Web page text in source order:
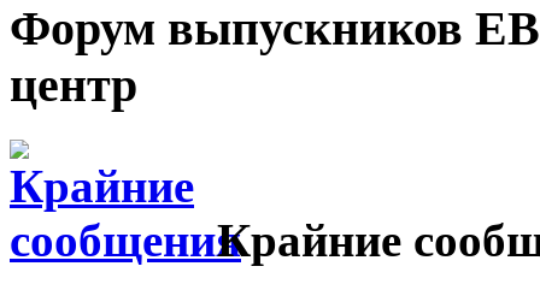
Форум выпускников
центр
Крайние